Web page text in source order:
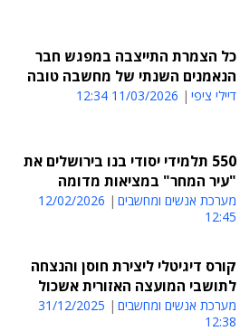
כל הצמרת התייצבה במפגש חבר
הנאמנים השנתי של מחשבה טובה
דיילי ציפי 11/03/2026 12:34
550 תלמידי יסודי בנו בירושלים את
"עיר המחר" במציאות מדומה
מערכת אנשים ומחשבים
12/02/2026
12:45
קורס דיגיטלי ליצירת חוסן והנצחה
לתושבי המועצה האזורית אשכול
מערכת אנשים ומחשבים
31/12/2025
12:38